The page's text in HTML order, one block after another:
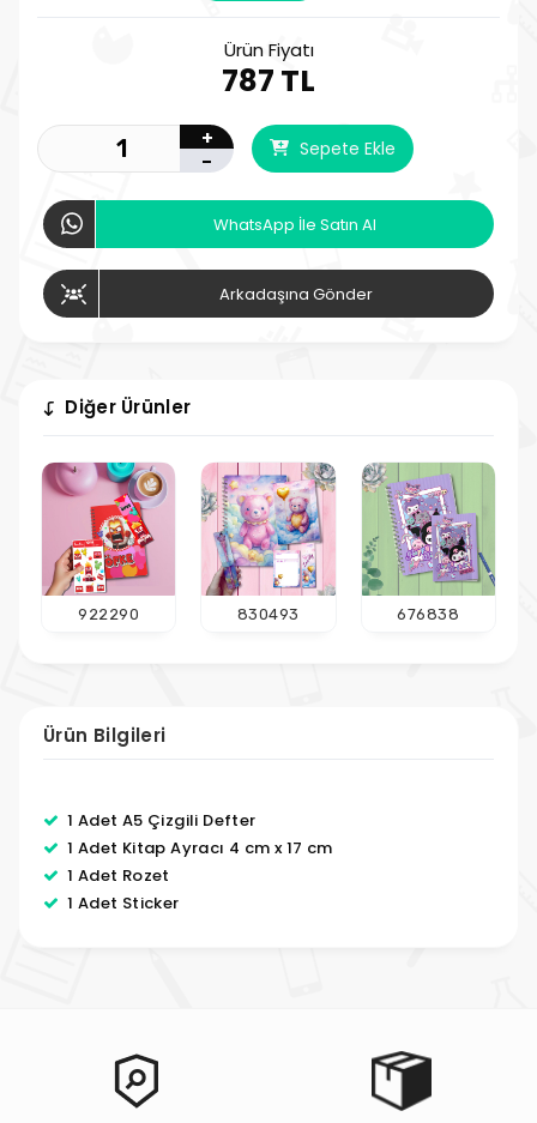
Ürün Fiyatı
787 TL
+
-
Sepete Ekle
WhatsApp İle Satın Al
Arkadaşına Gönder
Diğer Ürünler
922290 830493 676838
Ürün Bilgileri
1 Adet A5 Çizgili Defter
1 Adet Kitap Ayracı 4 cm x 17 cm
1 Adet Rozet
1 Adet Sticker